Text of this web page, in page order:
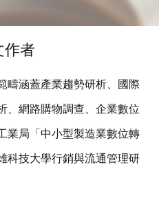
作者
疇涵蓋產業趨勢研析、國際
、網路購物調查、企業數位
業局「中小型製造業數位轉
科技大學行銷與流通管理研